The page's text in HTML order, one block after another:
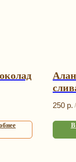
в
250 р. /
В